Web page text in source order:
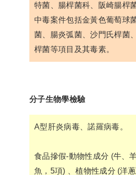
特菌、腸桿菌科、阪崎腸桿
中毒案件包括金黃色葡萄球
菌、腸炎弧菌、沙門氏桿菌
桿菌等項目及其毒素。
分子生物學檢驗
A型肝炎病毒、諾羅病毒。
食品摻假-動物性成分 (牛、
魚，5項) 、植物性成分 (洋蔥